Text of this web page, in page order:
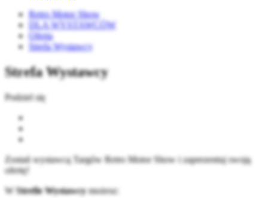
Retro Motor Show
DLA WYSTAWCÓW
Oferta
Strefa Wystawcy
Strefa Wystawcy
Podziel się
Zostań wystawcą Targów Retro Motor Show i zaprezentuj swoją
ofertę!
W Strefie Wystawcymożesz: